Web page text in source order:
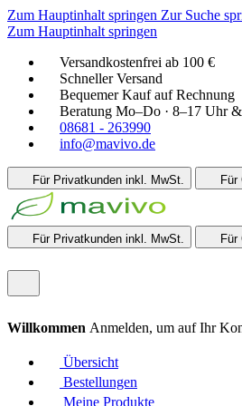
Zum Hauptinhalt springen Zur Suche
Zum Hauptinhalt springen
Versandkostenfrei ab 100 €
Schneller Versand
Bequemer Kauf auf Rechnung
Beratung Mo–Do · 8–17 Uhr
08681 - 263990
info@mavivo.de
Für Privatkunden inkl. MwSt. Für
Für Privatkunden inkl. MwSt. Für
Willkommen Anmelden, um auf Ihr
Übersicht
Bestellungen
Meine Produkte